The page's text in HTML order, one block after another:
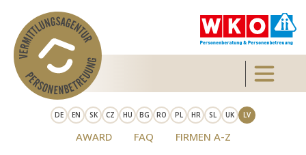
Skip to main content Toggle
DE EN SK CZ HU BG RO PL HR SL UK LV
AWARD FAQ
FIRMEN A-Z